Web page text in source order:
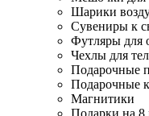
Шарики
Сувениры к
Футляры для
Чехлы для
Подарочные
Подарочные
Магнитики
Подарки на 8